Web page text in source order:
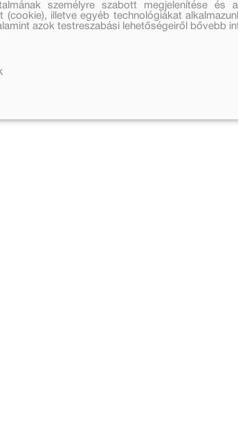
személyre szabott megjelenítése és
(cookie), illetve egyéb technológiákat
azok testreszabási lehetőségeiről bővebb